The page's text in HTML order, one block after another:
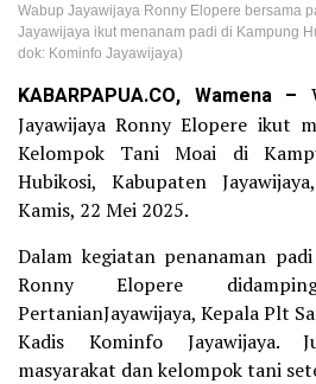
Wabup Jayawijaya Ronny Elopere bersama
Jayawijaya ikut menanam padi di Kampung
dok: Kominfo Jayawijaya)
KABARPAPUA.CO, Wamena –
Jayawijaya Ronny Elopere ikut
Kelompok Tani Moai di
Hubikosi, Kabupaten
Kamis, 22 Mei 2025.
Dalam kegiatan penanaman
Ronny Elopere
PertanianJayawijaya, Kepala Plt
Kadis Kominfo Jayawijaya.
masyarakat dan kelompok tani